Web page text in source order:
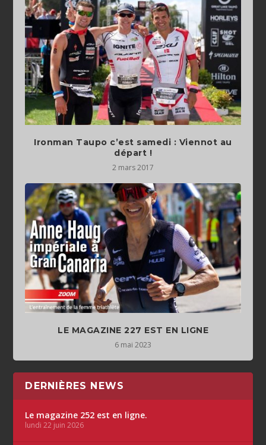
Ironman Taupo c’est samedi : Viennot au
départ !
2 mars 2017
LE MAGAZINE 227 EST EN LIGNE
6 mai 2023
DERNIÈRES NEWS
Le magazine 252 est en ligne.
lundi 22 juin 2026